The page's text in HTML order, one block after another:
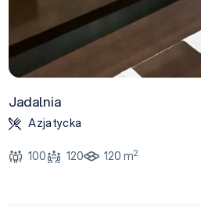
Jadalnia
Azjatycka
100 120 120 m2